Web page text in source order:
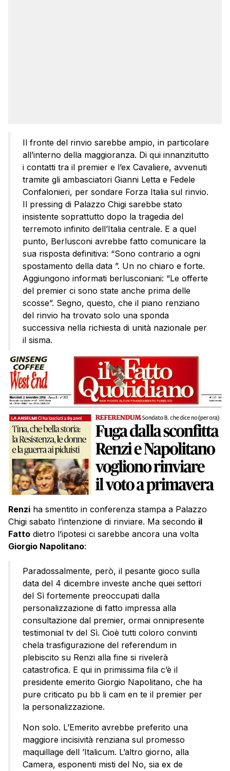
Il fronte del rinvio sarebbe ampio, in particolare
all’interno della maggioranza. Di qui innanzitutto
i contatti tra il premier e l’ex Cavaliere, avvenuti
tramite gli ambasciatori Gianni Letta e Fedele
Confalonieri, per sondare Forza Italia sul rinvio.
Il pressing di Palazzo Chigi sarebbe stato
insistente soprattutto dopo la tragedia del
terremoto infinito dell’Italia centrale. E a quel
punto, Berlusconi avrebbe fatto comunicare la
sua risposta definitiva: “Sono contrario a ogni
spostamento della data ”. Un no chiaro e forte.
Aggiungono informati berlusconiani: “Le offerte
del premier ci sono state anche prima delle
scosse”. Segno, questo, che il piano renziano
del rinvio ha trovato solo una sponda
successiva nella richiesta di unità nazionale per
il sisma.
Renzi ha smentito in conferenza stampa a Palazzo
Chigi sabato l’intenzione di rinviare. Ma secondo il
Fatto dietro l’ipotesi ci sarebbe ancora una volta
Giorgio Napolitano:
Paradossalmente, però, il pesante gioco sulla
data del 4 dicembre investe anche quei settori
del Sì fortemente preoccupati dalla
personalizzazione di fatto impressa alla
consultazione dal premier, ormai onnipresente
testimonial tv del Sì. Cioè tutti coloro convinti
chela trasfigurazione del referendum in
plebiscito su Renzi alla fine si rivelerà
catastrofica. E qui in primissima fila c’è il
presidente emerito Giorgio Napolitano, che ha
pure criticato pu bb li cam en te il premier per
la personalizzazione.
Non solo. L’Emerito avrebbe preferito una
maggiore incisività renziana sul promesso
maquillage dell ’Italicum. L’altro giorno, alla
Camera, esponenti misti del No, sia ex de